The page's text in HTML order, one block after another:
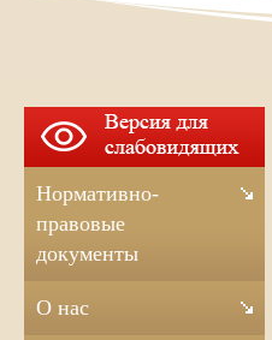
Нормативно-
правовые
документы
О нас